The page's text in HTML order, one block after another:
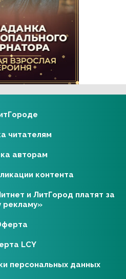
читателям
авторам
контента
и ЛитГород платят за
рекламу»
LCY
персональных данных